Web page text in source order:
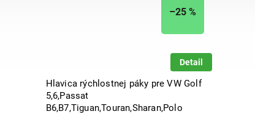
–25 %
Hlavica rýchlostnej páky pre VW Golf
5,6,Passat
B6,B7,Tiguan,Touran,Sharan,Polo
Detail